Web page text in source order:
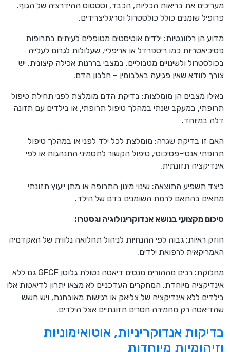
מעריכים את בריאות הכליות, הכבד, וסטטוס ההידרציה של הגוף.
פרופיל שומנים כולל כולסטרול וטריגליצרידים.
מדוע הן רלוונטיות: ילדים אוטיסטים מטופלים לעיתים בתרופות
פסיכיאטריות כמו ריספרדל או אריפליי, שעלולות לגרום לעלייה
בכולסטרול ולשינויים מטבוליים. במצבי בררנות אכילה קיצונית, יש
צורך לוודא שאין פגיעה באלבומין – חלבון הדם.
באילו מצבים הן מומלצות: בדיקת הדם מומלצת לפני תחילת טיפול
תרופתי, במעקב שנתי במהלך טיפול תרופתי, או בילדים עם תזונה
דלה במיוחד.
האם זו בדיקת שגרה: מומלצת לכל ילד לפני או במהלך טיפול
תרופתי אנטי-פסיכוטי, טיפול הקשור לתסמיני התנהגות או לפי
אינדיקציה תזונתית.
כיצד תשפיע התוצאה: שינוי מינון התרופה או מתן ייעוץ תזונתי
מתאים בהתאם לרמת השומנים בדם של הילד.
סיכום מקצועי בנושא אנדוקרינולוגיה וגסטרו:
חוזק ראיות: גבוה לפי ההנחיות לניהול תחלואה נלווית של האקדמיה
האמריקאית לרפואת ילדים.
מחלוקת: רבים מההורים מנסים דיאטה נטולת גלוטן GFCF גם ללא
אינדיקציה מיוחדת. המחקרים העדכניים לא מצאו יתרון לדיאטות אלו
בילדים ללא אינדיקציה של צליאק או רגישות מאובחנת, ויש חשש
שהדיאטה רק מחמירה חסרים תזונתיים אצל הילדים.
בדיקות אנדוקריניות, אוטואימוניות
וזיהומיות מיוחדות